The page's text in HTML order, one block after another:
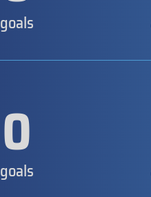
goals
0
goals